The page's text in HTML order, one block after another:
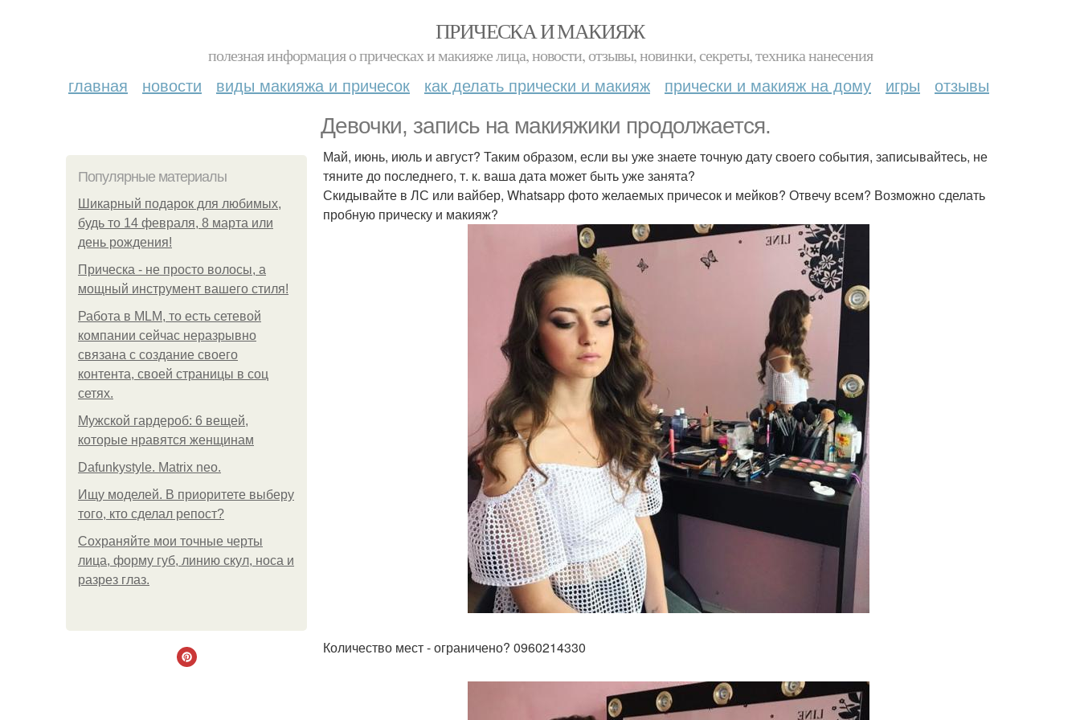
ПРИЧЕСКА И МАКИЯЖ
полезная информация о прическах и макияже лица, новости, отзывы, новинки, секреты, техника нанесения
главная новости виды макияжа и причесок как делать прически и макияж прически и макияж на дому игры отзывы
Девочки, запись на макияжики продолжается.
Популярные материалы
Шикарный подарок для любимых,
будь то 14 февраля, 8 марта или
день рождения!
Прическа - не просто волосы, а
мощный инструмент вашего стиля!
Работа в MLM, то есть сетевой
компании сейчас неразрывно
связана с создание своего
контента, своей страницы в соц
сетях.
Мужской гардероб: 6 вещей,
которые нравятся женщинам
Dafunkystyle. Matrix neo.
Ищу моделей. В приоритете выберу
того, кто сделал репост?
Сохраняйте мои точные черты
лица, форму губ, линию скул, носа и
разрез глаз.
Май, июнь, июль и август? Таким образом, если вы уже знаете точную дату своего события, записывайтесь, не
тяните до последнего, т. к. ваша дата может быть уже занята?
Скидывайте в ЛС или вайбер, Whatsapp фото желаемых причесок и мейков? Отвечу всем? Возможно сделать
пробную прическу и макияж?
Количество мест - ограничено? 0960214330